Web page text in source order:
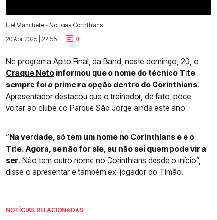
Fiel Manchete - Notícias Corinthians
20 Abr 2025 | 22:55 |
0
No programa Apito Final, da Band, neste domingo, 20, o
Craque Neto informou que o nome do técnico Tite
sempre foi a primeira opção dentro do Corinthians.
Apresentador destacou que o treinador, de fato, pode
voltar ao clube do Parque São Jorge ainda este ano.
“Na verdade, só tem um nome no Corinthians e é o
Tite. Agora, se não for ele, eu não sei quem pode vir a
ser. Não tem outro nome no Corinthians desde o início”,
disse o apresentar e também ex-jogador do Timão.
NOTÍCIAS RELACIONADAS